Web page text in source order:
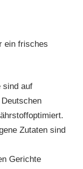
ein frisches
sind auf
Zutaten sind
Gerichte